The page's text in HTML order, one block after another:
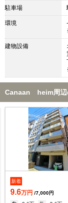
駐車場
環境
建物設備
Canaan heim周辺
新着
9.6万円 /7,000円